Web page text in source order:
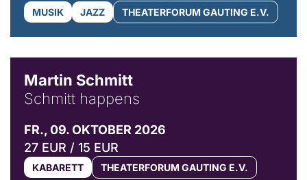
MUSIK JAZZ THEATERFORUM GAUTING E.V.
Martin Schmitt
Schmitt happens
FR., 09. OKTOBER 2026
27 EUR / 15 EUR
KABARETT THEATERFORUM GAUTING E.V.